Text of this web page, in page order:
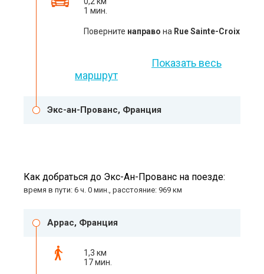
1 мин.
Поверните направо на Rue Sainte-Croix
Показать весь
маршрут
Экс-ан-Прованс, Франция
Как добраться до Экс-Ан-Прованс на поезде:
время в пути: 6 ч. 0 мин., расстояние: 969 км
Аррас, Франция
1,3 км
17 мин.